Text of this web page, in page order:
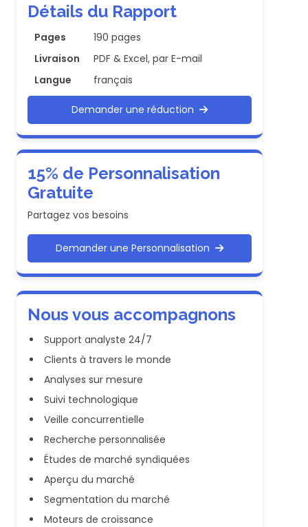
Détails du Rapport
Pages
190 pages
Livraison
PDF & Excel, par E-mail
Langue
français
Demander une réduction
15% de Personnalisation
Gratuite
Partagez vos besoins
Demander une Personnalisation
Nous vous accompagnons
Support analyste 24/7
Clients à travers le monde
Analyses sur mesure
Suivi technologique
Veille concurrentielle
Recherche personnalisée
Études de marché syndiquées
Aperçu du marché
Segmentation du marché
Moteurs de croissance